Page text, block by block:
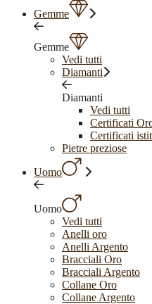
Gemme
Gemme
Vedi tutti
Diamanti
Diamanti
Vedi tutti
Certificati
Certificati
Pietre preziose
Uomo
Uomo
Vedi tutti
Anelli oro
Anelli Argento
Bracciali Oro
Bracciali Argento
Collane Oro
Collane Argento